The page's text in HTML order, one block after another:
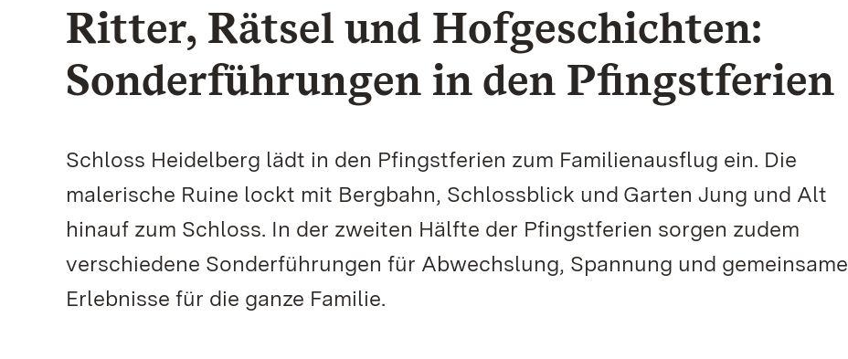
Ritter, Rätsel und Hofgeschichten:
Sonderführungen in den Pfingstferien
Schloss Heidelberg lädt in den Pfingstferien zum Familienausflug ein. Die
malerische Ruine lockt mit Bergbahn, Schlossblick und Garten Jung und Alt
hinauf zum Schloss. In der zweiten Hälfte der Pfingstferien sorgen zudem
verschiedene Sonderführungen für Abwechslung, Spannung und gemeinsame
Erlebnisse für die ganze Familie.